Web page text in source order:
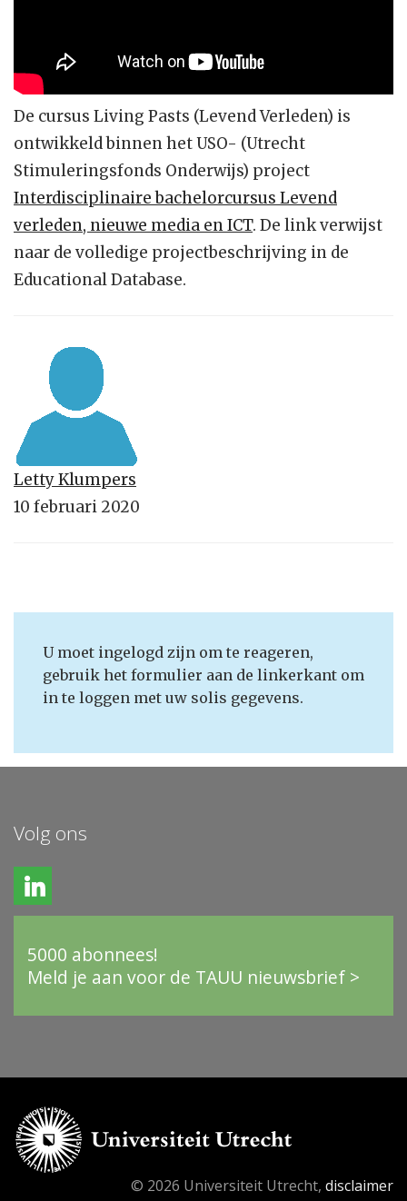
De cursus Living Pasts (Levend Verleden) is
ontwikkeld binnen het USO- (Utrecht
Stimuleringsfonds Onderwijs) project
Interdisciplinaire bachelorcursus Levend
verleden, nieuwe media en ICT. De link verwijst
naar de volledige projectbeschrijving in de
Educational Database.
Letty Klumpers
10 februari 2020
U moet ingelogd zijn om te reageren,
gebruik het formulier aan de linkerkant om
in te loggen met uw solis gegevens.
Volg ons
5000 abonnees!
Meld je aan voor de TAUU nieuwsbrief >
© 2026 Universiteit Utrecht, disclaimer